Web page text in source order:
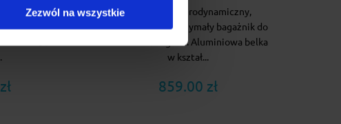
Zezwól na wszystkie
bagażnik do
Cruz Airo to aerodynamiczny,
estetyczny i wytrzymały bagażnik do
do aut z relingami. Aluminiowa belka
w kształ...
859.00 zł